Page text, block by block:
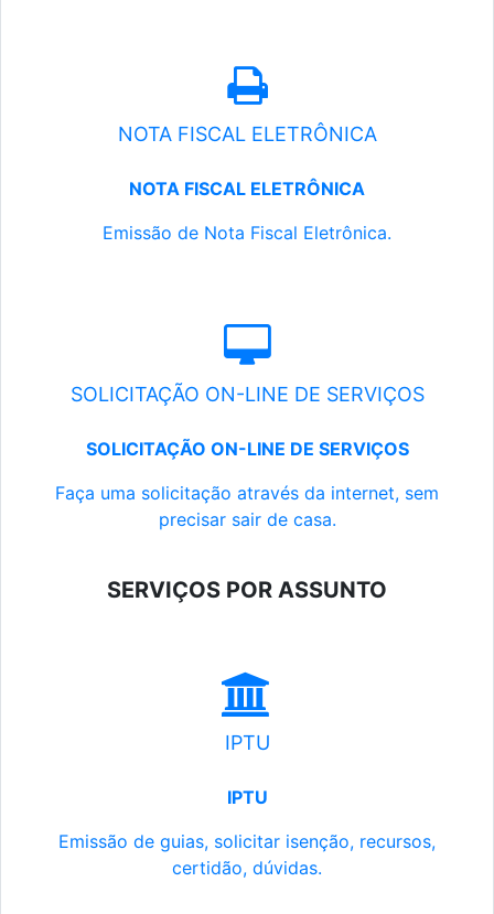
NOTA FISCAL ELETRÔNICA
NOTA FISCAL ELETRÔNICA
Emissão de Nota Fiscal Eletrônica.
SOLICITAÇÃO ON-LINE DE SERVIÇOS
SOLICITAÇÃO ON-LINE DE SERVIÇOS
Faça uma solicitação através da internet, sem
precisar sair de casa.
SERVIÇOS POR ASSUNTO
IPTU
IPTU
Emissão de guias, solicitar isenção, recursos,
certidão, dúvidas.